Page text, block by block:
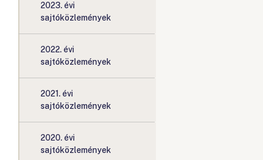
2023. évi
sajtóközlemények
2022. évi
sajtóközlemények
2021. évi
sajtóközlemények
2020. évi
sajtóközlemények